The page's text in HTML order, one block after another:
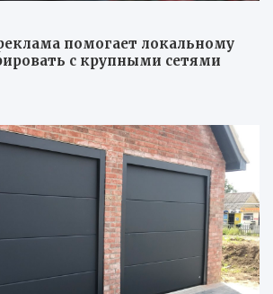
помогает локальному
с крупными сетями